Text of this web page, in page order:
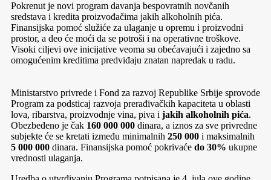
Pokrenut je novi program davanja bespovratnih novčanih
sredstava i kredita proizvođačima jakih alkoholnih pića.
Finansijska pomoć služiće za ulaganje u opremu i proizvodni
prostor, a deo će moći da se potroši i na operativne troškove.
Visoki ciljevi ove inicijative veoma su obećavajući i zajedno sa
omogućenim kreditima predviđaju znatan napredak u radu.
Ministarstvo privrede i Fond za razvoj Republike Srbije sprovode
Program za podsticaj razvoja prerađivačkih kapaciteta u oblasti
lova, ribarstva, proizvodnje vina, piva i jakih alkoholnih pića.
Obezbeđeno je čak 160 000 000 dinara, a iznos za sve privredne
subjekte će se kretati između minimalnih 250 000 i maksimalnih
5 000 000 dinara. Finansijska pomoć pokrivaće do 30% ukupne
vrednosti ulaganja.